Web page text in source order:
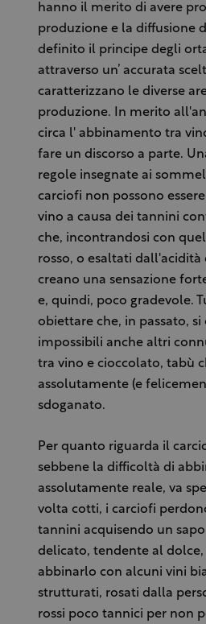
hanno il merito di avere
produzione e la diffusione
definito il principe degli
attraverso un’ accurata
caratterizzano le diverse
produzione. In merito
circa l' abbinamento tra
fare un discorso a parte.
regole insegnate ai
carciofi non possono
vino a causa dei tannini
che, incontrandosi con
rosso, o esaltati dall'acidità
creano una sensazione
e, quindi, poco gradevole.
obiettare che, in passato, si
impossibili anche altri
tra vino e cioccolato, tabù
assolutamente (e
sdoganato.
Per quanto riguarda il
sebbene la difficoltà di
assolutamente reale, va
volta cotti, i carciofi
tannini acquisendo un
delicato, tendente al dolce,
abbinarlo con alcuni vini
strutturati, rosati dalla
rossi poco tannici per non